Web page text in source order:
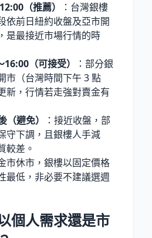
（推薦）
：台灣銀樓
依前日紐約收盤及亞市開
是最接近市場行情的時
（可接受）
：部分銀
市（台灣時間下午 3 點
新，行情若走強對賣金有
（避免）
：接近收盤，部
守下調，且銀樓人手減
較差。
市休市，銀樓以固定價格
最低，非必要不建議選週
個人需求還是市